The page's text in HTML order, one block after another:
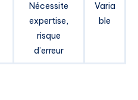
Nécessite
expertise,
risque
d’erreur
Varia
ble